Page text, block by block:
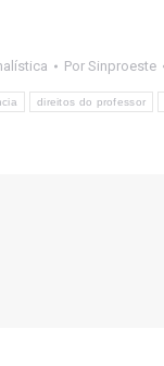
Por Sinproeste
direitos do professor